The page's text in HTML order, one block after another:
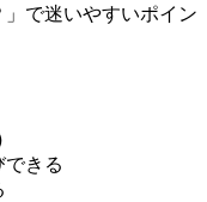
で迷いやすいポイン
きる